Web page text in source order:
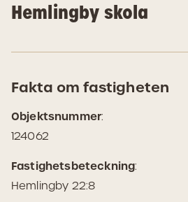
Hemlingby skola
Fakta om fastigheten
Objektsnummer:
124062
Fastighetsbeteckning:
Hemlingby 22:8